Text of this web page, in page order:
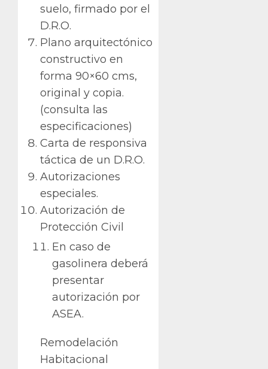
suelo, firmado por el
D.R.O.
Plano arquitectónico
constructivo en
forma 90×60 cms,
original y copia.
(consulta las
especificaciones)
Carta de responsiva
táctica de un D.R.O.
Autorizaciones
especiales.
Autorización de
Protección Civil
En caso de
gasolinera deberá
presentar
autorización por
ASEA.
Remodelación
Habitacional